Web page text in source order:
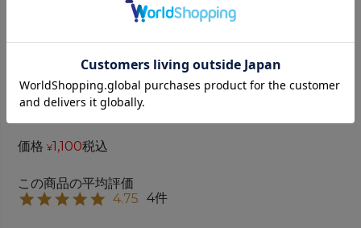
キャンバス｜ファスナーポーチS【全2色】
OP0079A
価格 ¥1,100税込
4.75 4